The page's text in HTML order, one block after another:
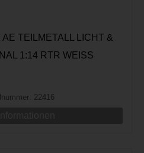
TEILMETALL LICHT &
1:14 RTR WEISS
22416